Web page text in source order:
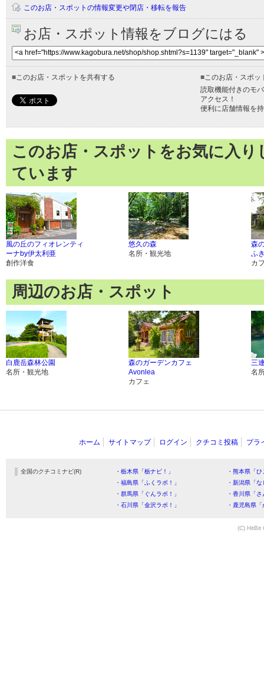
このお店・スポットの情報変更や閉店・移転を報告
お店・スポット情報をブログにはる
■ このお店・スポットを共有する ■ このお店・スポ
読取機能付きのモ
アクセス！
便利に店舗情報を
このお店・スポットをお気に入
ています
風の丘のフィオレンティ
ーナby伊太利亜
創作洋食
悠久の森
名所・観光地
森
ふ
カ
周辺のお店・スポット
白鹿岳森林公園
名所・観光地
森のガーデンカフェ
Avonlea
カフェ
三
名
ホーム サイトマップ ログイン クチコミ投稿 プラ
全国のクチコミナビ(R) ・栃木県「栃ナビ！」
・熊本県「
・福島県「ふくラボ！」
・新潟県「
・群馬県「ぐんラボ！」
・香川県「
・石川県「金沢ラボ！」
・鹿児島県
(C) HitBit